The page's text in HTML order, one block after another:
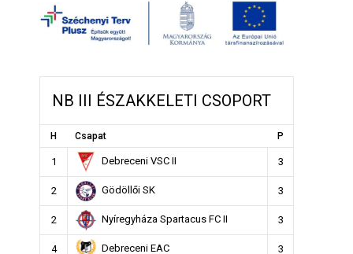
NB III ÉSZAKKELETI CSOPORT
H Csapat P
1 Debreceni VSC II 3
2 Gödöllői SK 3
2 Nyíregyháza Spartacus FC II 3
4 Debreceni EAC 3